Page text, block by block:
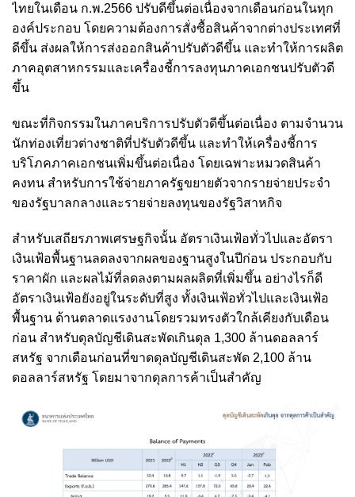
ไทยในเดือน ก.พ.2566 ปรับดีขึ้นต่อเนื่องจากเดือนก่อนในทุก
องค์ประกอบ โดยความต้องการสั่งซื้อสินค้าจากต่างประเทศที่
ดีขึ้น ส่งผลให้การส่งออกสินค้าปรับตัวดีขึ้น และทำให้การผลิต
ภาคอุตสาหกรรมและเครื่องชี้การลงทุนภาคเอกชนปรับตัวดี
ขึ้น
ขณะที่กิจกรรมในภาคบริการปรับตัวดีขึ้นต่อเนื่อง ตามจำนวน
นักท่องเที่ยวต่างชาติที่ปรับตัวดีขึ้น และทำให้เครื่องชี้การ
บริโภคภาคเอกชนเพิ่มขึ้นต่อเนื่อง โดยเฉพาะหมวดสินค้า
คงทน สำหรับการใช้จ่ายภาครัฐขยายตัวจากรายจ่ายประจำ
ของรัฐบาลกลางและรายจ่ายลงทุนของรัฐวิสาหกิจ
สำหรับเสถียรภาพเศรษฐกิจนั้น อัตราเงินเฟ้อทั่วไปและอัตรา
เงินเฟ้อพื้นฐานลดลงจากผลของฐานสูงในปีก่อน ประกอบกับ
ราคาผัก และผลไม้ที่ลดลงตามผลผลิตที่เพิ่มขึ้น อย่างไรก็ดี
อัตราเงินเฟ้อยังอยู่ในระดับที่สูง ทั้งเงินเฟ้อทั่วไปและเงินเฟ้อ
พื้นฐาน ด้านตลาดแรงงานโดยรวมทรงตัวใกล้เคียงกับเดือน
ก่อน สำหรับดุลบัญชีเดินสะพัดเกินดุล 1,300 ล้านดอลลาร์
สหรัฐ จากเดือนก่อนที่ขาดดุลบัญชีเดินสะพัด 2,100 ล้าน
ดอลลาร์สหรัฐ โดยมาจากดุลการค้าเป็นสำคัญ